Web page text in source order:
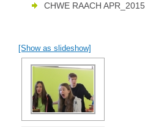
CHWE RAACH APR_2015
[Show as slideshow]